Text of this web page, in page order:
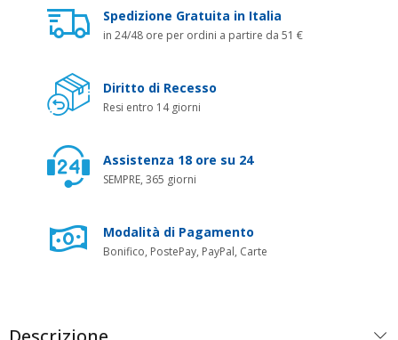
Spedizione Gratuita in Italia
in 24/48 ore per ordini a partire da 51 €
Diritto di Recesso
Resi entro 14 giorni
Assistenza 18 ore su 24
SEMPRE, 365 giorni
Modalità di Pagamento
Bonifico, PostePay, PayPal, Carte